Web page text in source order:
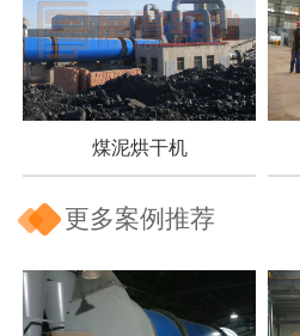
煤泥烘干机
更多案例推荐